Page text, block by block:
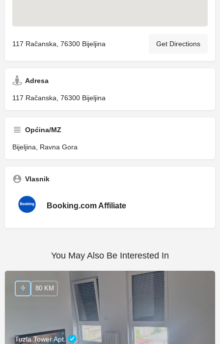
117 Račanska, 76300 Bijeljina Get Directions
Adresa
117 Račanska, 76300 Bijeljina
Općina/MZ
Bijeljina, Ravna Gora
Vlasnik
Booking.com Affiliate
You May Also Be Interested In
Tuzla Tower Apt.
80 KM